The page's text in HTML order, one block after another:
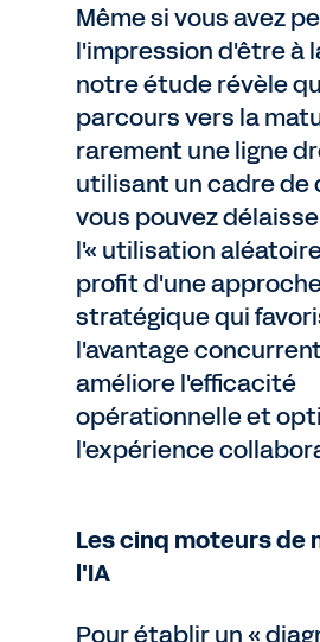
Même si vous avez
l'impression d'être à
notre étude révèle
parcours vers la
rarement une ligne
utilisant un cadre de
vous pouvez
l'« utilisation
profit d'une
stratégique qui
l'avantage
améliore l'efficacité
opérationnelle et
l'expérience
Les cinq moteurs de
l'IA
Pour établir un «